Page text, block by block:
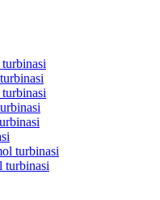
turbinasi
turbinasi